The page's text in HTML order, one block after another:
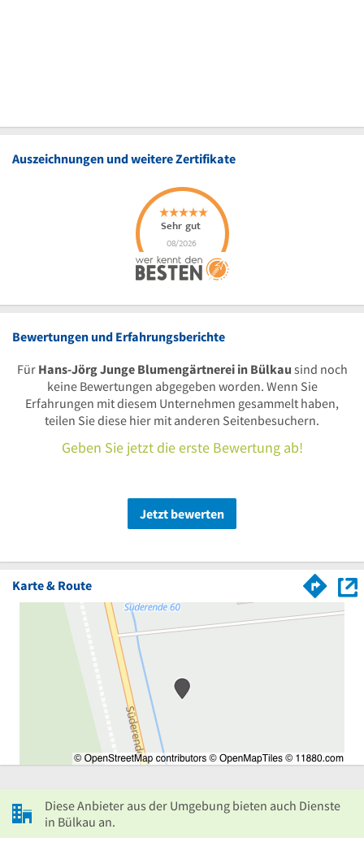
Auszeichnungen und weitere Zertifikate
Bewertungen und Erfahrungsberichte
Für Hans-Jörg Junge Blumengärtnerei in Bülkau sind noch
keine Bewertungen abgegeben worden. Wenn Sie
Erfahrungen mit diesem Unternehmen gesammelt haben,
teilen Sie diese hier mit anderen Seitenbesuchern.
Geben Sie jetzt die erste Bewertung ab!
Jetzt bewerten
Karte & Route
Diese Anbieter aus der Umgebung bieten auch Dienste
in Bülkau an.